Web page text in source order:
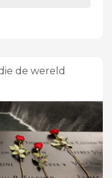
de wereld